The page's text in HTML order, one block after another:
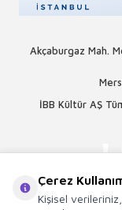
Akçaburgaz Mah.
İBB Kültür AŞ
Çerez
Kişisel